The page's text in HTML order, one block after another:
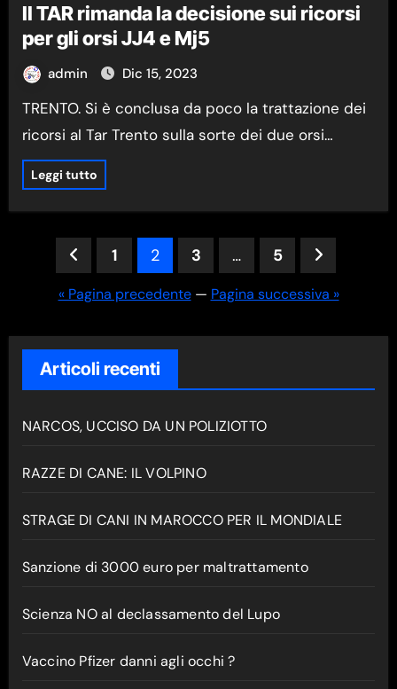
Il TAR rimanda la decisione sui ricorsi
per gli orsi JJ4 e Mj5
admin Dic 15, 2023
TRENTO. Si è conclusa da poco la trattazione dei
ricorsi al Tar Trento sulla sorte dei due orsi…
Leggi tutto
Paginazione
degli
articoli
1 2 3 … 5
« Pagina precedente— Pagina successiva »
Articoli recenti
NARCOS, UCCISO DA UN POLIZIOTTO
RAZZE DI CANE: IL VOLPINO
STRAGE DI CANI IN MAROCCO PER IL MONDIALE
Sanzione di 3000 euro per maltrattamento
Scienza NO al declassamento del Lupo
Vaccino Pfizer danni agli occhi ?